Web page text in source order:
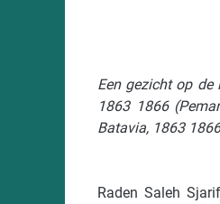
Een gezicht op de
1863 1866
Batavia, 1863
Raden Saleh